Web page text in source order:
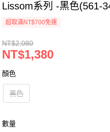
Lissom系列 -黑色(561-
超取滿NT$700免運
NT$2,080
NT$1,380
顏色
黑色
數量